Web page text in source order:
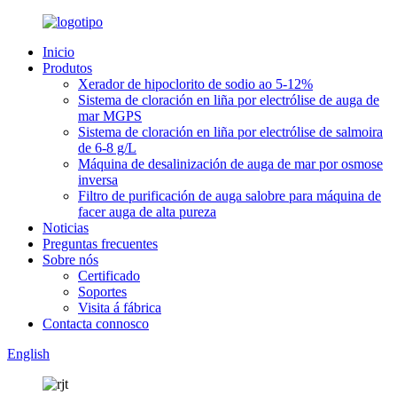
Inicio
Produtos
Xerador de hipoclorito de sodio ao 5-12%
Sistema de cloración en liña por electrólise de auga de
mar MGPS
Sistema de cloración en liña por electrólise de salmoira
de 6-8 g/L
Máquina de desalinización de auga de mar por osmose
inversa
Filtro de purificación de auga salobre para máquina de
facer auga de alta pureza
Noticias
Preguntas frecuentes
Sobre nós
Certificado
Soportes
Visita á fábrica
Contacta connosco
English